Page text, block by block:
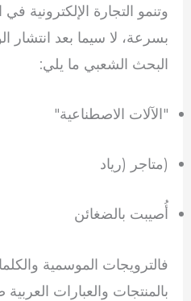
وتنمو التجارة الإلكترونية
بسرعة، لا سيما بعد
البحث الشعبي ما يلي:
"الآلات الاصطناعية"
(متاجر (رياد
أُصيبت بالضغائن
فالترويجات الموسمية
بالمنتجات والعبارات